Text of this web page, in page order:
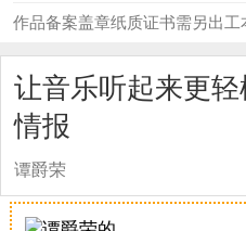
恭喜
恭喜
作品备案盖章纸质证书需另出工
让音乐听起来更
情报
谭爵荣